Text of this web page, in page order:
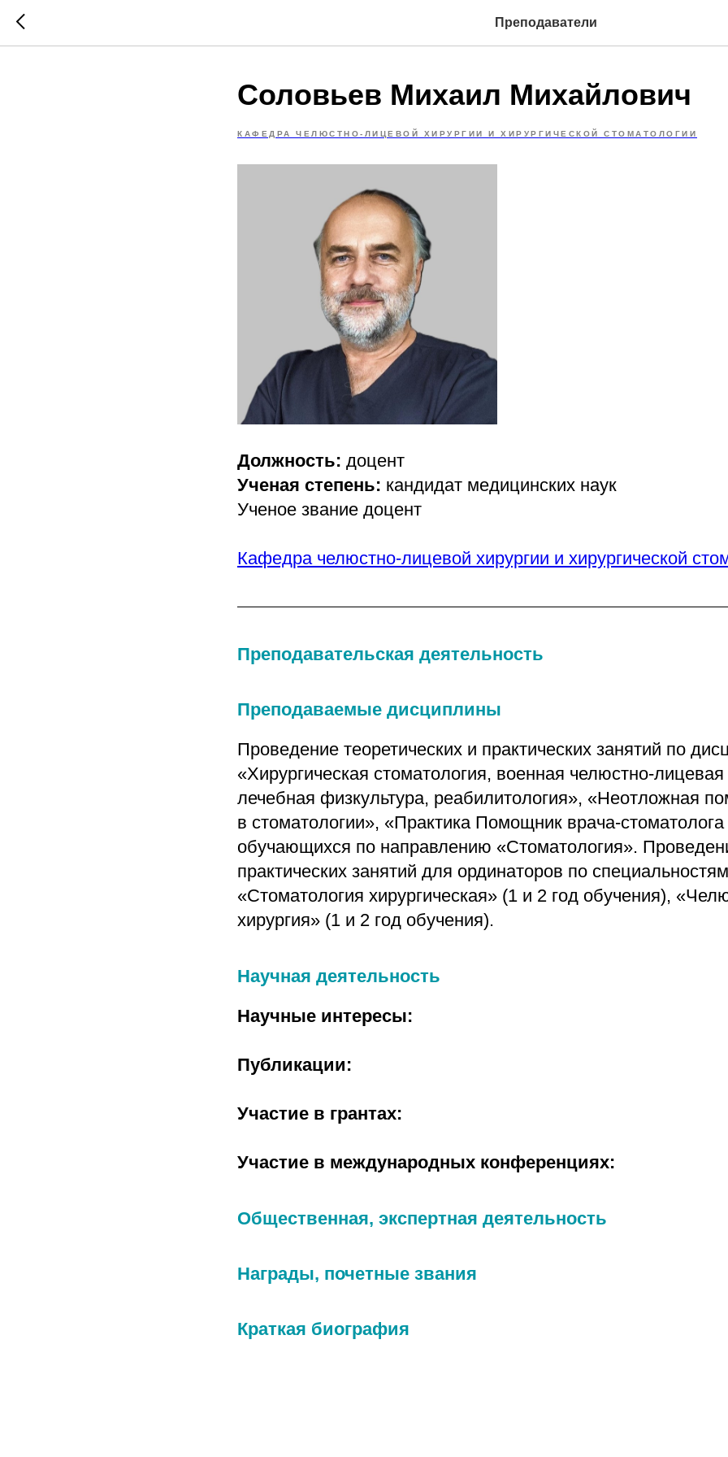
Преподаватели
Соловьев Михаил Михайлович
КАФЕДРА ЧЕЛЮСТНО-ЛИЦЕВОЙ ХИРУРГИИ И ХИРУРГИЧЕСКОЙ СТОМАТОЛОГИИ
Должность: доцент
Ученая степень: кандидат медицинских наук
Ученое звание доцент
Кафедра челюстно-лицевой хирургии и хирургической
Преподавательская деятельность
Преподаваемые дисциплины
Проведение теоретических и практических занятий по
«Хирургическая стоматология, военная челюстно-лицевая
лечебная физкультура, реабилитология», «Неотложная
в стоматологии», «Практика Помощник врача-стоматолога
обучающихся по направлению «Стоматология».
практических занятий для ординаторов по специальностям
«Стоматология хирургическая» (1 и 2 год обучения),
хирургия» (1 и 2 год обучения).
Научная деятельность
Научные интересы:
Публикации:
Участие в грантах:
Участие в международных конференциях:
Общественная, экспертная деятельность
Награды, почетные звания
Краткая биография